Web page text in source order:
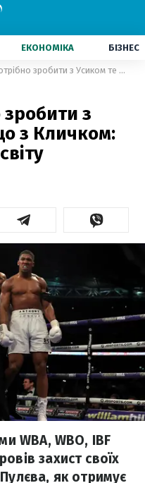
ЕКОНОМІКА БІЗНЕС
Джошуа потрібно зробити з Усиком те саме, що з Кличком: порада чемпіону світу
з
з Кличком:
WBA, WBO, IBF
захист своїх
як отримує